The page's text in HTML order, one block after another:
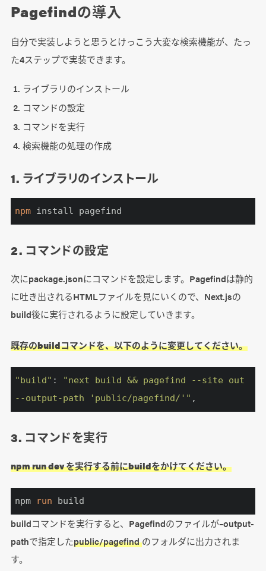
Pagefindの導入
自分で実装しようと思うとけっこう大変な検索機能が、たっ
た4ステップで実装できます。
ライブラリのインストール
コマンドの設定
コマンドを実行
検索機能の処理の作成
1. ライブラリのインストール
npm install pagefind
2. コマンドの設定
次にpackage.jsonにコマンドを設定します。Pagefindは静的
に吐き出されるHTMLファイルを見にいくので、Next.jsの
build後に実行されるように設定していきます。
既存のbuildコマンドを、以下のように変更してください。
"build" : "next build && pagefind --site out
--output-path 'public/pagefind/'" ,
3. コマンドを実行
npm run dev を実行する前にbuildをかけてください。
npm run build
buildコマンドを実行すると、Pagefindのファイルが–output-
pathで指定したpublic/pagefindのフォルダに出力されま
す。